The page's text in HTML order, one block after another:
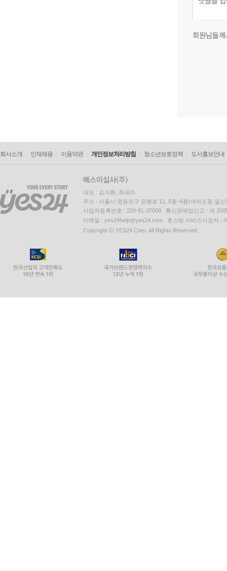
회원님들
회사소개 인재채용 이용약관 개인정보처리방침 청소년보호정책 도서홍보안내
대표 : 김석환, 최세라
주소 : 서울시 영등포구 은행로 11, 5층~6층(여의도동,일신
사업자등록번호 : 229-81-37000 통신판매업신고 : 제
이메일 : yes24help@yes24.com 호스팅 서비스사업자 :
Copyright ⓒ YES24 Corp. All Rights Reserved.